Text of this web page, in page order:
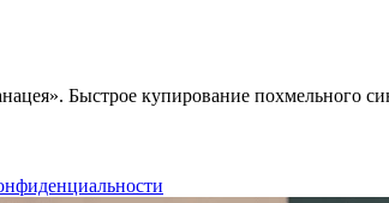
Быстрое купирование похмельного